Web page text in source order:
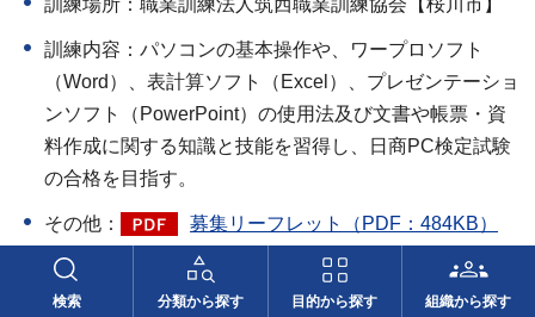
検索 分類から探す 目的から探す 組織から探す
訓練内容：パソコンの基本操作や、ワープロソフト
（Word）、表計算ソフト（Excel）、プレゼンテーショ
ンソフト（PowerPoint）の使用法及び文書や帳票・資
料作成に関する知識と技能を習得し、日商PC検定試験
の合格を目指す。
その他： 募集リーフレット（PDF：484KB）
516：介護初任者研修・パソコン基礎科